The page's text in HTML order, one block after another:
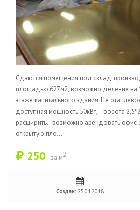
Сдаются помещения под склад,
площадью 627м2, возможно деление на
этаже капитального здания. Не
доступная мощность 50кВт, - ворота
расширить. - возможно арендовать
открытую пло...
250 за м2
Создан: 25.01.2018